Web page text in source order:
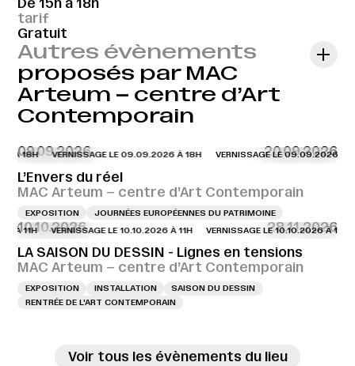
tarif
Gratuit
Autres évènements
proposés par MAC
Arteum – centre d’Art
Contemporain
09.09.2026 20.09.2026
À 18H VERNISSAGE LE 09.09.2026 À 18H VERNISSAGE LE 09.09.2026 À
L’Envers du réel
MAC Arteum – centre d’Art Contemporain
EXPOSITION JOURNÉES EUROPÉENNES DU PATRIMOINE
10.10.2026 28.11.2026
À 11H VERNISSAGE LE 10.10.2026 À 11H VERNISSAGE LE 10.10.2026 À 11H
LA SAISON DU DESSIN - Lignes en tensions
MAC Arteum – centre d’Art Contemporain
EXPOSITION INSTALLATION
SAISON DU DESSIN
RENTRÉE DE L'ART CONTEMPORAIN
Voir tous les évènements du lieu